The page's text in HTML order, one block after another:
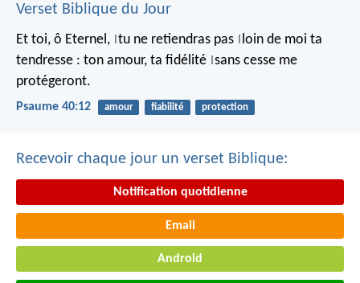
Verset Biblique du Jour
Et toi, ô Eternel, tu ne retiendras pas
loin de moi ta
tendresse : ton amour, ta fidélité sans cesse me
protégeront.
Psaume 40:12 amour fiabilité protection
Recevoir chaque jour un verset Biblique:
Notification quotidienne
Email
Android